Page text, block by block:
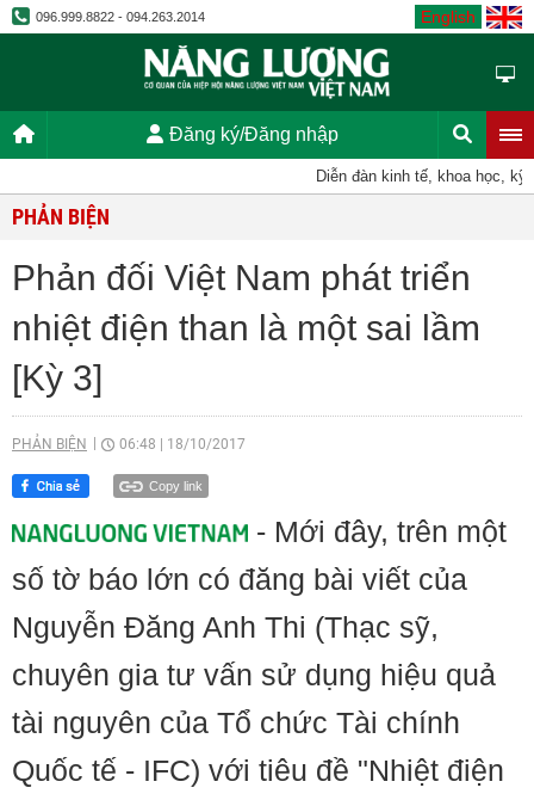
096.999.8822 - 094.263.2014 English
Đăng ký/Đăng nhập
Diễn đàn kinh tế, khoa học, kỹ
PHẢN BIỆN
Phản đối Việt Nam phát triển
nhiệt điện than là một sai lầm
[Kỳ 3]
PHẢN BIỆN 06:48 18/10/2017
Copy link
- Mới đây, trên một
số tờ báo lớn có đăng bài viết của
Nguyễn Đăng Anh Thi (Thạc sỹ,
chuyên gia tư vấn sử dụng hiệu quả
tài nguyên của Tổ chức Tài chính
Quốc tế - IFC) với tiêu đề "Nhiệt điện